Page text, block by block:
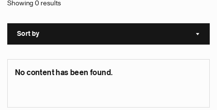
Showing 0 results
Sort by Sort
No content has been found.